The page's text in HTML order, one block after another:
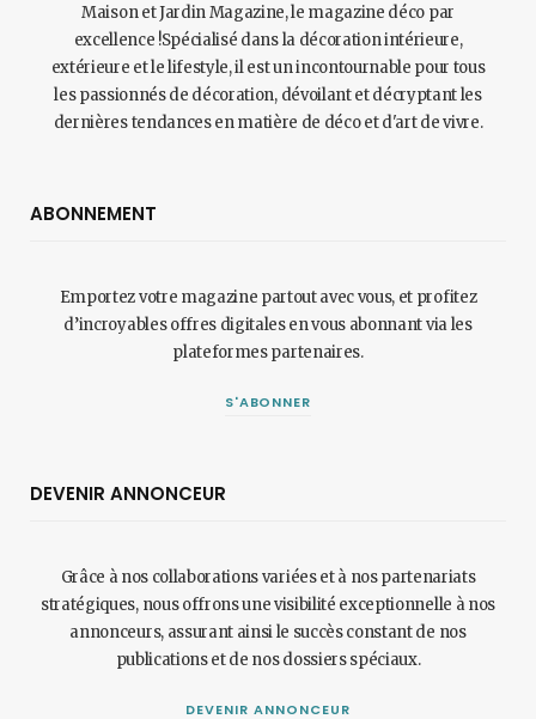
Maison et Jardin Magazine, le magazine déco par
excellence !Spécialisé dans la décoration intérieure,
extérieure et le lifestyle, il est un incontournable pour tous
les passionnés de décoration, dévoilant et décryptant les
dernières tendances en matière de déco et d'art de vivre.
ABONNEMENT
Emportez votre magazine partout avec vous, et profitez
d’incroyables offres digitales en vous abonnant via les
plateformes partenaires.
S'ABONNER
DEVENIR ANNONCEUR
Grâce à nos collaborations variées et à nos partenariats
stratégiques, nous offrons une visibilité exceptionnelle à nos
annonceurs, assurant ainsi le succès constant de nos
publications et de nos dossiers spéciaux.
DEVENIR ANNONCEUR